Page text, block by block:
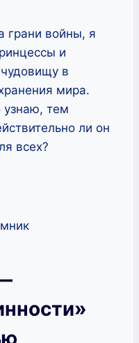
грани войны, я
и
в
мира.
узнаю, тем
ли он
всех?